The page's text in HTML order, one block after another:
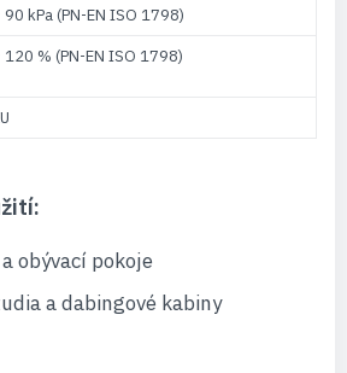
90 kPa (PN-EN ISO 1798)
120 % (PN-EN ISO 1798)
obývací pokoje
a dabingové kabiny